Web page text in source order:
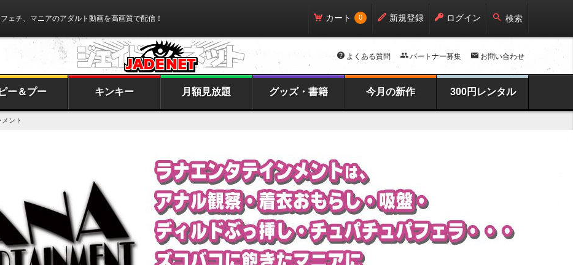
フェチ、マニアのアダルト動画を高画質で配信！ カート 0 新規登録 ログイン 検索
よくある質問 パートナー募集 お問い合わせ
ピー＆プー キンキー 月額見放題 グッズ・書籍 今月の新作 300円レンタル
ント